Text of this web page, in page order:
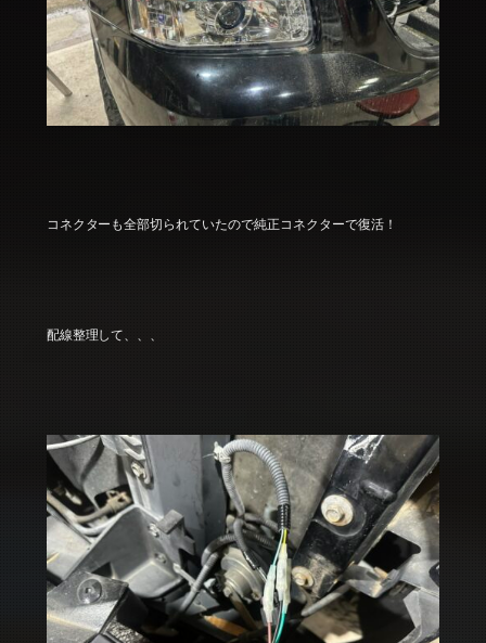
コネクターも全部切られていたので純正コネクターで復活！
配線整理して、、、